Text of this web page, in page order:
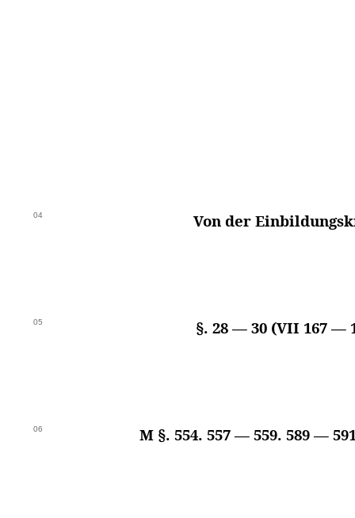
04 Von der
05 §. 28 — 30 (VII 167 —
06 M §. 554. 557 — 559. 589 —